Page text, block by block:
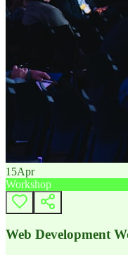
15Apr
Workshop
Web Development